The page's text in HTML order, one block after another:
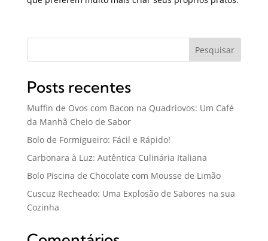
Pesquisar
Posts recentes
Muffin de Ovos com Bacon na Quadriovos: Um Café
da Manhã Cheio de Sabor
Bolo de Formigueiro: Fácil e Rápido!
Carbonara à Luz: Autêntica Culinária Italiana
Bolo Piscina de Chocolate com Mousse de Limão
Cuscuz Recheado: Uma Explosão de Sabores na sua
Cozinha